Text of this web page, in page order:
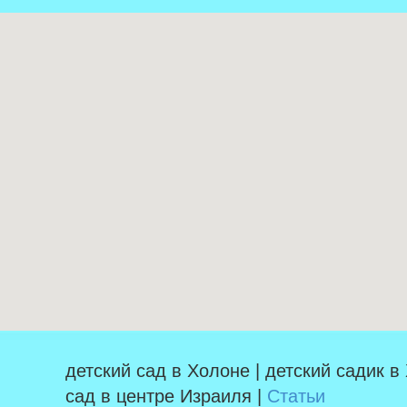
детский сад в Холоне | детский садик
сад в центре Израиля | Статьи